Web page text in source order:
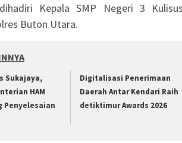
Kepala SMP Negeri 3
Buton Utara.
Sukajaya,
HAM
Penyelesaian
Digitalisasi Penerimaan
Daerah Antar Kendari Raih
detiktimur Awards 2026